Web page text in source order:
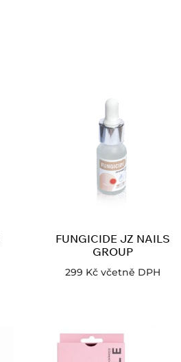
FUNGICIDE JZ NAILS
GROUP
299 Kč včetně DPH